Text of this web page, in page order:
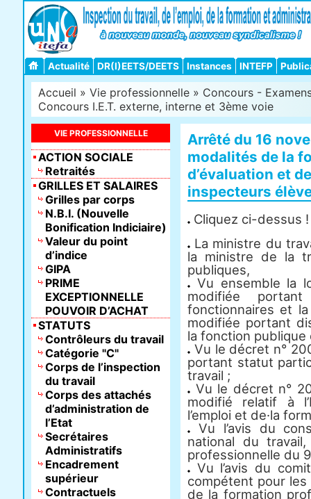
Actualité DR(I)EETS/DEETS Instances INTEFP
Accueil » Vie professionnelle » Concours -
Concours I.E.T. externe, interne et 3ème voie
Arrêté du 16
modalités de la
d’évaluation et
inspecteurs
Cliquez ci-dessus !
La ministre du
la ministre de la
publiques,
Vu ensemble la
modifiée
fonctionnaires et
modifiée portant
la fonction publique
Vu le décret n°
portant statut
travail ;
Vu le décret n°
modifié relatif à
l’emploi et de·la
Vu l’avis du
national du
professionnelle du
Vu l’avis du
compétent pour les
de la formation
VIE PROFESSIONNELLE
ACTION SOCIALE
Retraités
GRILLES ET SALAIRES
Grilles par corps
N.B.I. (Nouvelle
Bonification Indiciaire)
Valeur du point
d’indice
GIPA
PRIME
EXCEPTIONNELLE
POUVOIR D’ACHAT
STATUTS
Contrôleurs du travail
Catégorie "C"
Corps de l’inspection
du travail
Corps des attachés
d’administration de
l’Etat
Secrétaires
Administratifs
Encadrement
supérieur
Contractuels